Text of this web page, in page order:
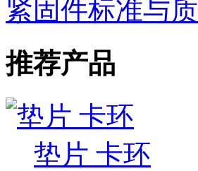
紧固件标准与
推荐产品
垫片 卡环